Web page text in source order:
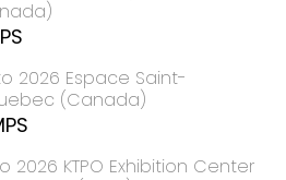
2026 Espace Saint-
(Canada)
2026 KTPO Exhibition Center